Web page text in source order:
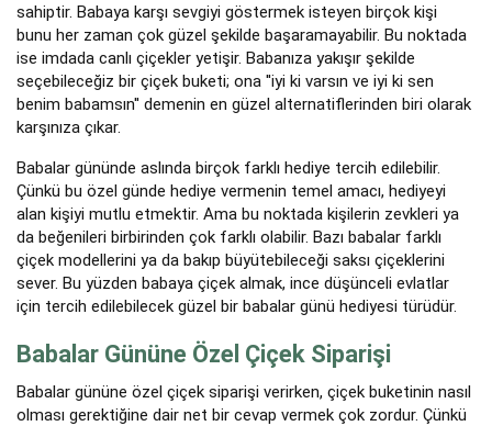
sahiptir. Babaya karşı sevgiyi göstermek isteyen birçok kişi
bunu her zaman çok güzel şekilde başaramayabilir. Bu noktada
ise imdada canlı çiçekler yetişir. Babanıza yakışır şekilde
seçebileceğiz bir çiçek buketi; ona ''iyi ki varsın ve iyi ki sen
benim babamsın'' demenin en güzel alternatiflerinden biri olarak
karşınıza çıkar.
Babalar gününde aslında birçok farklı hediye tercih edilebilir.
Çünkü bu özel günde hediye vermenin temel amacı, hediyeyi
alan kişiyi mutlu etmektir. Ama bu noktada kişilerin zevkleri ya
da beğenileri birbirinden çok farklı olabilir. Bazı babalar farklı
çiçek modellerini ya da bakıp büyütebileceği saksı çiçeklerini
sever. Bu yüzden babaya çiçek almak, ince düşünceli evlatlar
için tercih edilebilecek güzel bir babalar günü hediyesi türüdür.
Babalar Gününe Özel Çiçek Siparişi
Babalar gününe özel çiçek siparişi verirken, çiçek buketinin nasıl
olması gerektiğine dair net bir cevap vermek çok zordur. Çünkü